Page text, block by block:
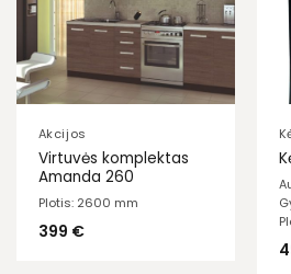
Akcijos
Virtuvės komplektas
Amanda 260
Plotis: 2600 mm
399 €